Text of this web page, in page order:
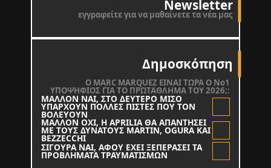
Newsletter
εγγραφείτε για να μαθαίνετε τα νέα μας
Δημοσκόπηση
O MARC MARQUEZ ΕΙΝΑΙ ΤΩΡΑ Ο Νο1
ΥΠΟΨΗΦΙΟΣ ΓΙΑ ΤΟ ΠΡΩΤΑΘΛΗΜΑ ΤΟΥ 2026;:
ΜΑΛΛΟΝ ΝΑΙ, ΣΤΟ ΔΕΥΤΕΡΟ ΜΙΣΟ
ΥΠΑΡΧΟΥΝ ΠΟΛΛΕΣ ΠΙΣΤΕΣ ΠΟΥ ΤΟΝ
ΒΟΛΕΥΟΥΝ
ΜΑΛΛΟΝ ΟΧΙ, Η APRILIA ΘΑ ΑΠΑΝΤΗΣΕΙ
ΜΕ ΤΟΥΣ ΔΥΝΑΤΟΥΣ MARTIN, OGURA KAI
BEZZECCHI
ΣΙΓΟΥΡΑ ΝΑΙ, ΑΦΟΥ ΕΧΕΙ ΞΕΠΕΡΑΣΕΙ ΤΑ
ΠΡΟΒΛΗΜΑΤΑ ΤΡΑΥΜΑΤΙΣΜΩΝ